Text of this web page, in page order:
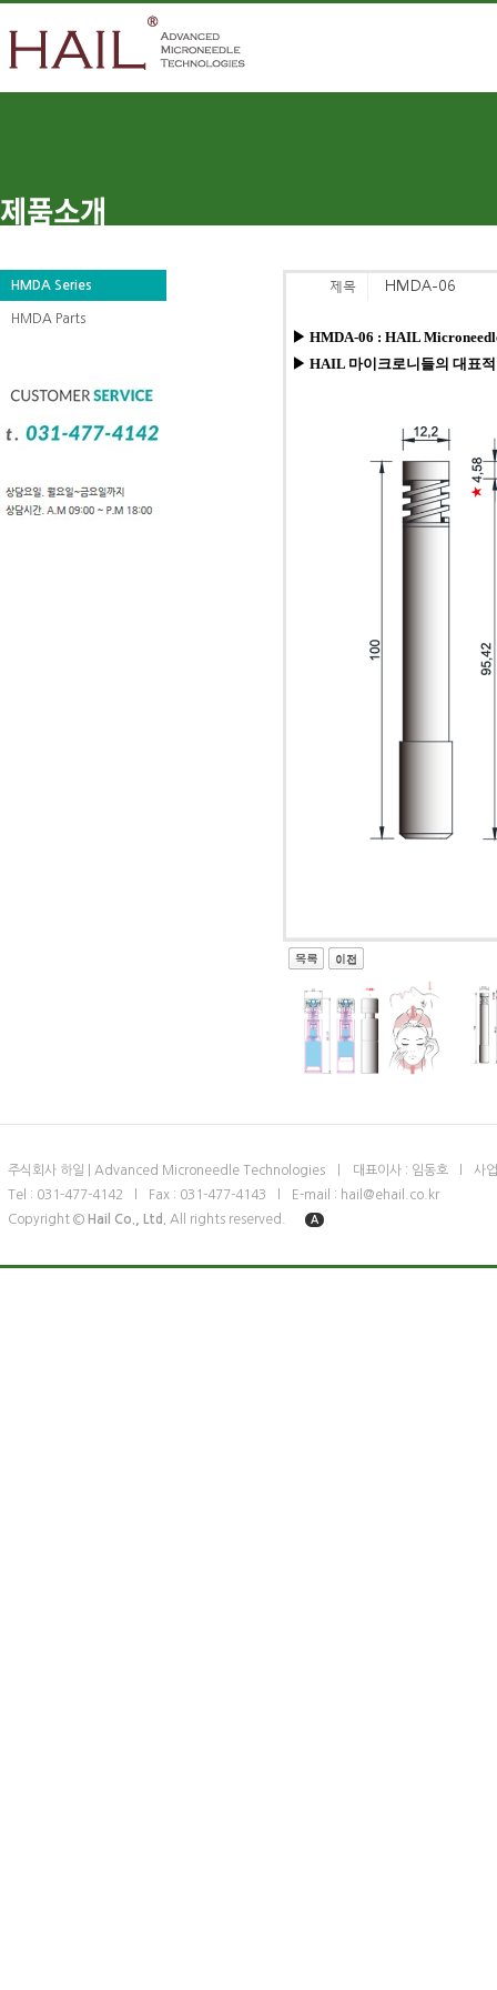
HMDA Series
HMDA Parts
제목 HMDA-06
▶ HMDA-06 : HAIL
▶ HAIL 마이크로니들의 대표
주식회사 하일 | Advanced Microneedle Technologies 대표이사 : 임동호
사
Tel : 031-477-4142
Fax : 031-477-4143
E-mail : hail@ehail.co.kr
Copyright © Hail Co., Ltd. All rights reserved. A